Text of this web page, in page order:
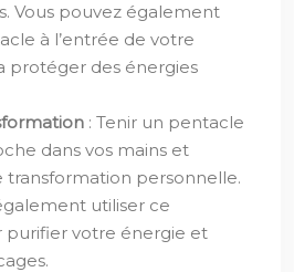
Vous pouvez également
à l’entrée de votre
protéger des énergies
: Tenir un pentacle
dans vos mains et
transformation personnelle.
utiliser ce
votre énergie et